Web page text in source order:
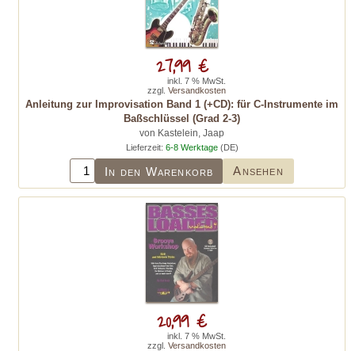
Anleitung zur Improvisation Band 1 (+CD): für C-Instrumente im
Baßschlüssel (Grad 2-3)
von Kastelein, Jaap
Lieferzeit: 6-8 Werktage(DE)
In den Warenkorb Ansehen
27,99 €
inkl. 7 % MwSt.
zzgl. Versandkosten
20,99 €
inkl. 7 % MwSt.
zzgl. Versandkosten